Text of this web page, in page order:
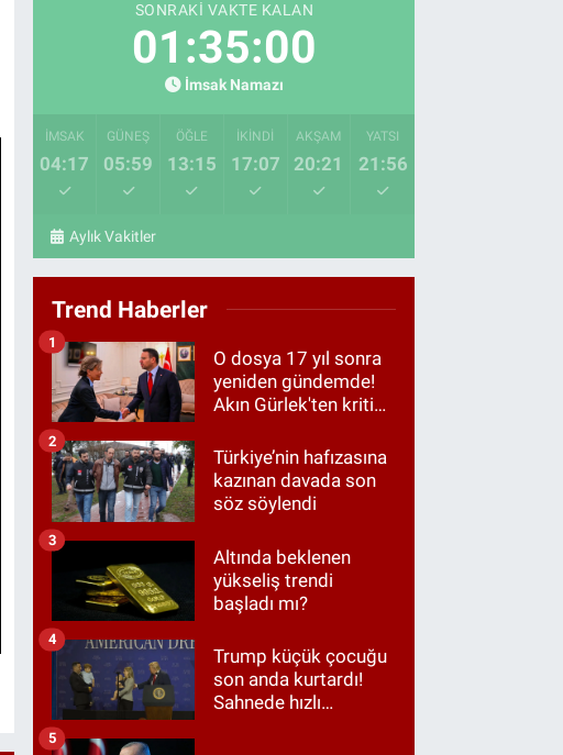
SONRAKI VAKTE KALAN
01:34:59
İmsak Namazı
İMSAK
04:17
GÜNEŞ
05:59
ÖĞLE
13:15
İKINDI
17:07
AKŞAM
20:21
YATSI
21:56
Aylık Vakitler
Trend Haberler
O dosya 17 yıl sonra
yeniden gündemde!
Akın Gürlek'ten kritik
1
Türkiye’nin hafızasına
kazınan davada son
söz söylendi
2
Altında beklenen
yükseliş trendi
başladı mı?
3
Trump küçük çocuğu
son anda kurtardı!
Sahnede hızlı
4
5